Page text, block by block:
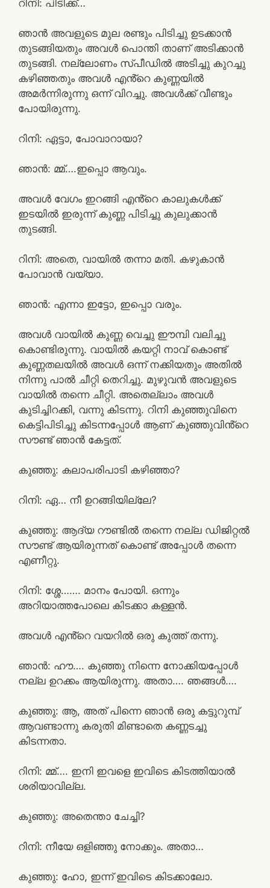
റിനി: പിടിക്ക്…
ഞാൻ അവളുടെ മുല രണ്ടും പിടിച്ചു ഉടക്കാൻ
തുടങ്ങിയതും അവൾ പൊന്തി താണ് അടിക്കാൻ
തുടങ്ങി. നല്ലോണം സ്പീഡിൽ അടിച്ചു കുറച്ചു
കഴിഞ്ഞതും അവൾ എൻ്റെ കുണ്ണയിൽ
അമർന്നിരുന്നു ഒന്ന് വിറച്ചു. അവൾക്ക് വീണ്ടും
പോയിരുന്നു.
റിനി: ഏട്ടാ, പോവാറായാ?
ഞാൻ: മ്മ്….ഇപ്പൊ ആവും.
അവൾ വേഗം ഇറങ്ങി എൻ്റെ കാലുകൾക്ക്
ഇടയിൽ ഇരുന്ന് കുണ്ണ പിടിച്ചു കുലുക്കാൻ
തുടങ്ങി.
റിനി: അതെ, വായിൽ തന്നാ മതി. കഴുകാൻ
പോവാൻ വയ്യാ.
ഞാൻ: എന്നാ ഇട്ടോ, ഇപ്പൊ വരും.
അവൾ വായിൽ കുണ്ണ വെച്ചു ഈമ്പി വലിച്ചു
കൊണ്ടിരുന്നു. വായിൽ കയറ്റി നാവ് കൊണ്ട്
കുണ്ണതലയിൽ അവൾ ഒന്ന് നക്കിയതും അതിൽ
നിന്നു പാൽ ചീറ്റി തെറിച്ചു. മുഴുവൻ അവളുടെ
വായിൽ തന്നെ ചീറ്റി. അതെല്ലാം അവൾ
കുടിച്ചിറക്കി, വന്നു കിടന്നു. റിനി കുഞ്ഞുവിനെ
കെട്ടിപിടിച്ചു കിടന്നപ്പോൾ ആണ് കുഞ്ഞുവിൻ്റെ
സൗണ്ട് ഞാൻ കേട്ടത്.
കുഞ്ഞു: കലാപരിപാടി കഴിഞ്ഞാ?
റിനി: ഏ… നീ ഉറങ്ങിയില്ലേ?
കുഞ്ഞു: ആദ്യ റൗണ്ടിൽ തന്നെ നല്ല ഡിജിറ്റൽ
സൗണ്ട് ആയിരുന്നത് കൊണ്ട് അപ്പോൾ തന്നെ
എണീറ്റു.
റിനി: ശ്ശേ……. മാനം പോയി. ഒന്നും
അറിയാത്തപോലെ കിടക്കാ കള്ളൻ.
അവൾ എൻ്റെ വയറിൽ ഒരു കുത്ത് തന്നു.
ഞാൻ: ഹൗ…. കുഞ്ഞു നിന്നെ നോക്കിയപ്പോൾ
നല്ല ഉറക്കം ആയിരുന്നു. അതാ…. ഞങ്ങൾ….
കുഞ്ഞു: ആ, അത് പിന്നെ ഞാൻ ഒരു കട്ടുറുമ്പ്
ആവണ്ടാന്നു കരുതി മിണ്ടാതെ കണ്ണടച്ചു
കിടന്നതാ.
റിനി: മ്മ്…. ഇനി ഇവളെ ഇവിടെ കിടത്തിയാൽ
ശരിയാവില്ല.
കുഞ്ഞു: അതെന്താ ചേച്ചി?
റിനി: നീയേ ഒളിഞ്ഞു നോക്കും. അതാ…
കുഞ്ഞു: ഹോ, ഇന്ന് ഇവിടെ കിടക്കാലോ.